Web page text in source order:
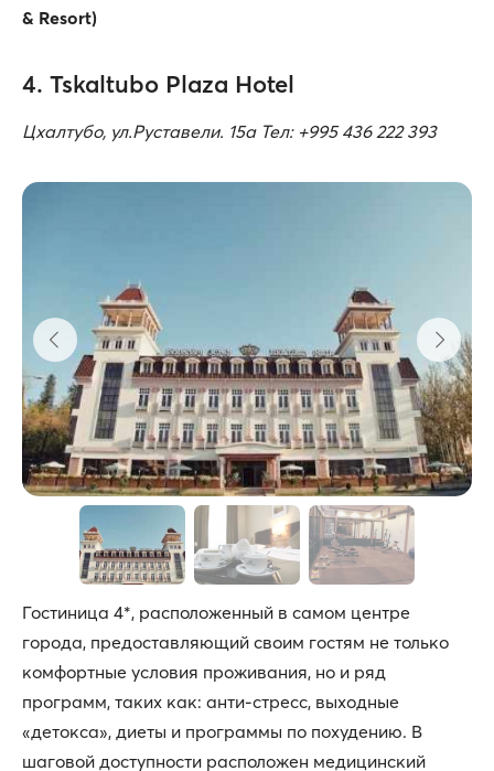
& Resort)
4. Tskaltubo Plaza Hotel
Цхалтубо, ул.Руставели. 15а Тел: +995 436 222 393
Гостиница 4*, расположенный в самом центре
города, предоставляющий своим гостям не только
комфортные условия проживания, но и ряд
программ, таких как: анти-стресс, выходные
«детокса», диеты и программы по похудению. В
шаговой доступности расположен медицинский